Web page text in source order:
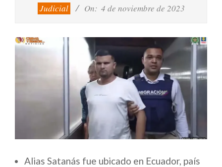
Judicial On: 4 de noviembre de 2023
Alias Satanás fue ubicado en Ecuador, país